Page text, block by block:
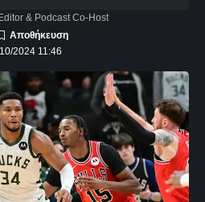
2024 11:46
& Podcast Co-Host